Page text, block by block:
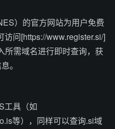
）的官方网站为用户免费
问[https://www.register.si/]
所需域名进行即时查询，获
。
工具（如
等），同样可以查询.si域